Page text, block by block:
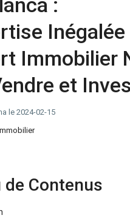
:
Inégalée
Immobilier
et
le 2024-02-15
de Contenus